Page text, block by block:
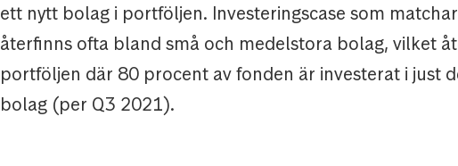
ett nytt bolag i portföljen. Investeringscase som
återfinns ofta bland små och medelstora bolag, vilket
portföljen där 80 procent av fonden är investerat i just
bolag (per Q3 2021).